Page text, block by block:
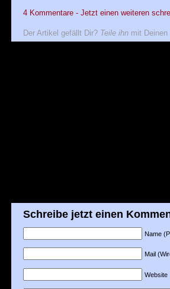
4 Kommentare - Jetzt einen weiteren
Der Artikel gefällt Dir? Teile ihnmit Deinen
Schreibe jetzt einen
Name
Mail
Website